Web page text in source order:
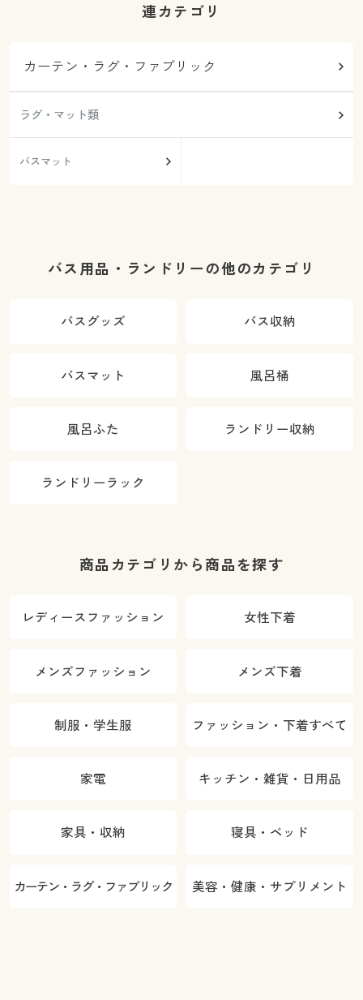
連カテゴリ
カーテン・ラグ・ファブリック
ラグ・マット類
バスマット
バス用品・ランドリーの他のカテゴリ
バスグッズ バス収納
バスマット 風呂桶
風呂ふた ランドリー収納
ランドリーラック
商品カテゴリから商品を探す
レディースファッション 女性下着
メンズファッション メンズ下着
制服・学生服 ファッション・下着すべて
家電 キッチン・雑貨・日用品
家具・収納 寝具・ベッド
カーテン・ラグ・ファブリック 美容・健康・サプリメント